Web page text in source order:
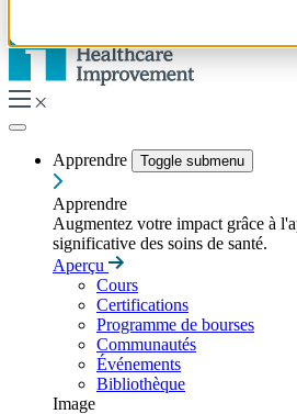
Apprendre Toggle submenu
Apprendre
Augmentez votre impact grâce à
significative des soins de santé.
Aperçu
Cours
Certifications
Programme de bourses
Communautés
Événements
Bibliothèque
Image